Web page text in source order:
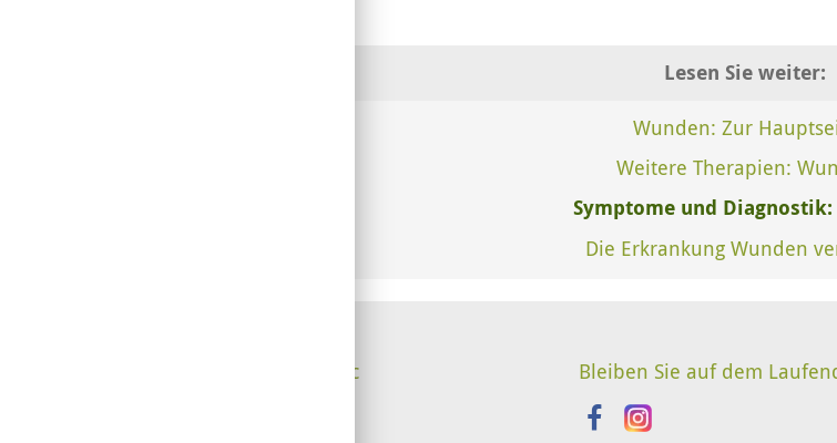
Lesen Sie weiter:
Wunden: Zur
Weitere Therapien:
Symptome und Diagnostik:
Die Erkrankung Wunden
Über PhytoDoc
Bleiben Sie auf dem